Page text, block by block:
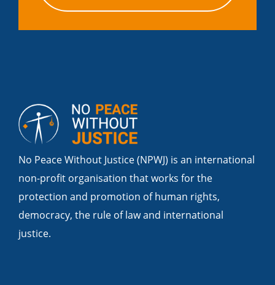
No Peace Without Justice (NPWJ) is an international
non-profit organisation that works for the
protection and promotion of human rights,
democracy, the rule of law and international
justice.